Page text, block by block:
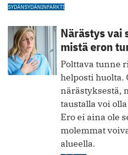
SYDÄNSYDÄNINFARKTI
Närästys vai
mistä eron
Polttava tunne
helposti huolta.
närästyksestä,
taustalla voi
Ero ei aina ole
molemmat
alueella.